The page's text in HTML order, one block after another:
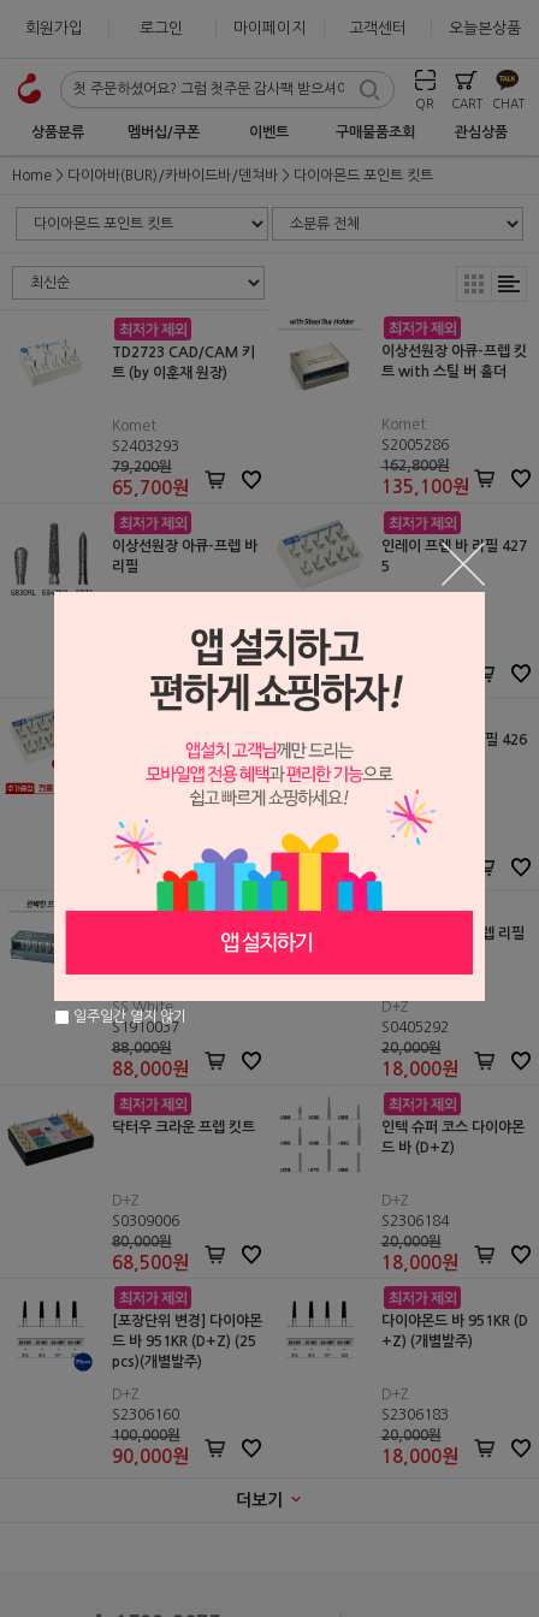
회원가입 로그인 마이페이지 고객센터 오늘본상품
QR CART CHAT
상품분류 멤버십/쿠폰 이벤트 구매물품조회 관심상품
Home 다이아바(BUR)/카바이드바/덴쳐바 다이아몬드 포인트 킷트
TD2723 CAD/CAM 키
트 (by 이훈재 원장)
Komet
S2403293
79,200원
65,700원
이상선원장 아큐-프렙 킷
트 with 스틸 버 홀더
Komet
S2005286
162,800원
135,100원
이상선원장 아큐-프렙 바
리필
26,300원
인레이 프렙 바 리필 427
5
26,300
인레이 프렙 바 킷트 426
S0507153
77,000원
63,900원
인레이 프렙 바 리필 426
Komet
S0507154
Dr. 신주섭 원장 프렙 킷
SS White
S1910037
88,000원
88,000원
닥터우 크라운 프렙 리필
D+Z
S0405292
20,000원
18,000원
닥터우 크라운 프렙 킷트
D+Z
S0309006
80,000원
68,500원
인텍 슈퍼 코스 다이야몬
드 바 (D+Z)
D+Z
S2306184
20,000원
18,000원
[포장단위 변경] 다이야몬
드 바 951KR (D+Z) (25
pcs)(개별발주)
D+Z
S2306160
100,000원
90,000원
다이야몬드 바 951KR (D
+Z) (개별발주)
D+Z
S2306183
20,000원
18,000원
더보기
일주일간 열지 않기